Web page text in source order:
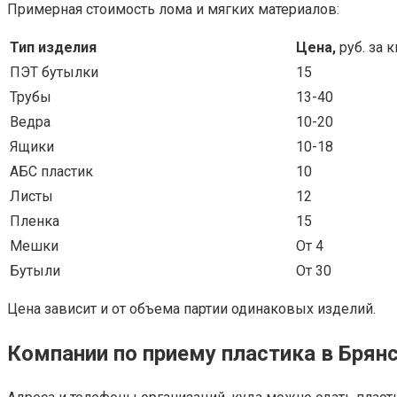
Примерная стоимость лома и мягких материалов:
Тип изделия Цена, руб. за
ПЭТ бутылки
15
Трубы
13-40
Ведра
10-20
Ящики
10-18
АБС пластик
10
Листы
12
Пленка
15
Мешки
От 4
Бутыли
От 30
Цена зависит и от объема партии одинаковых изделий.
Компании по приему пластика в